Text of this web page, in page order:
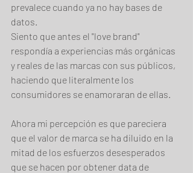
prevalece cuando ya no hay bases de
datos.
Siento que antes el "love brand"
respondía a experiencias más orgánicas
y reales de las marcas con sus públicos,
haciendo que literalmente los
consumidores se enamoraran de ellas.
Ahora mi percepción es que pareciera
que el valor de marca se ha diluido en la
mitad de los esfuerzos desesperados
que se hacen por obtener data de